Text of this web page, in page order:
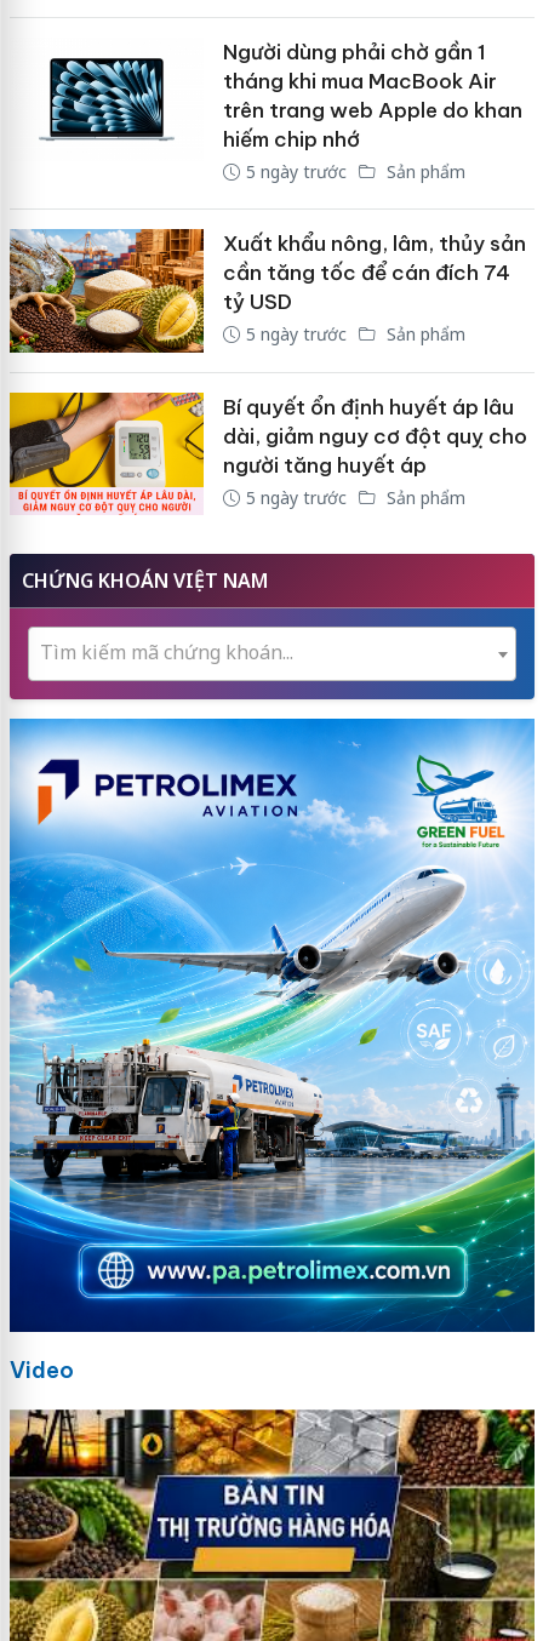
Người dùng phải chờ gần 1
tháng khi mua MacBook Air
trên trang web Apple do khan
hiếm chip nhớ
5 ngày trước Sản phẩm
Xuất khẩu nông, lâm, thủy sản
cần tăng tốc để cán đích 74
tỷ USD
5 ngày trước Sản phẩm
Bí quyết ổn định huyết áp lâu
dài, giảm nguy cơ đột quỵ cho
người tăng huyết áp
5 ngày trước Sản phẩm
CHỨNG KHOÁN VIỆT NAM
Tìm kiếm mã chứng khoán...
Video